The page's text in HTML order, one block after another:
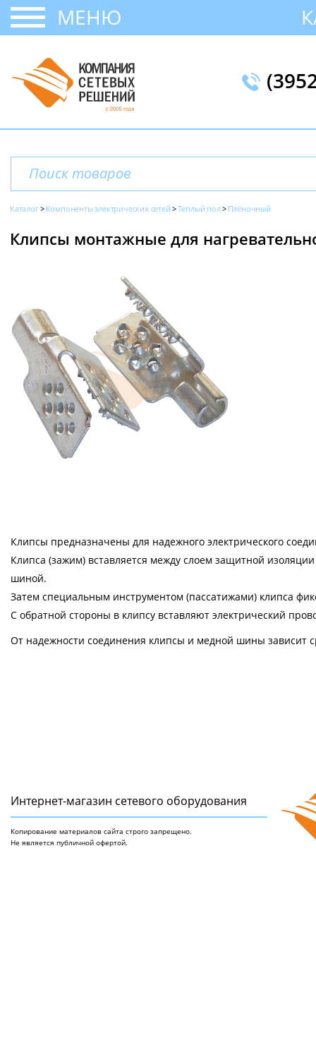
МЕНЮ
Каталог Компоненты электрических сетей Теплый пол Плёночный
Клипсы монтажные для
Клипсы предназначены для надежного электрического
Клипса (зажим) вставляется между слоем защитной
шиной.
Затем специальным инструментом (пассатижами) клипса
С обратной стороны в клипсу вставляют электрический
От надежности соединения клипсы и медной шины зависит
Интернет-магазин сетeвого оборудования
Копирование материалов сайта строго запрещено.
Не является публичной офертой.